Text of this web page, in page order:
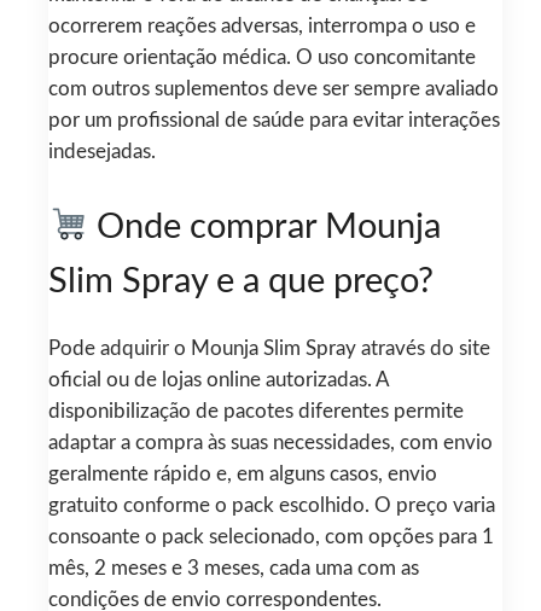
ocorrerem reações adversas, interrompa o uso e
procure orientação médica. O uso concomitante
com outros suplementos deve ser sempre avaliado
por um profissional de saúde para evitar interações
indesejadas.
Onde comprar Mounja
Slim Spray e a que preço?
Pode adquirir o Mounja Slim Spray através do site
oficial ou de lojas online autorizadas. A
disponibilização de pacotes diferentes permite
adaptar a compra às suas necessidades, com envio
geralmente rápido e, em alguns casos, envio
gratuito conforme o pack escolhido. O preço varia
consoante o pack selecionado, com opções para 1
mês, 2 meses e 3 meses, cada uma com as
condições de envio correspondentes.